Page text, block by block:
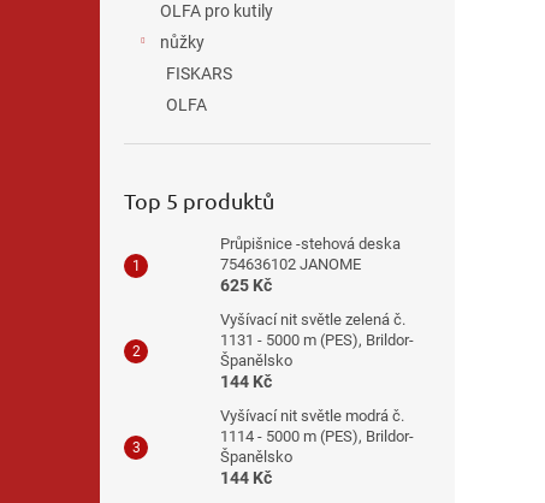
OLFA pro kutily
nůžky
FISKARS
OLFA
Top 5 produktů
Průpišnice -stehová deska
754636102 JANOME
625 Kč
Vyšívací nit světle zelená č.
1131 - 5000 m (PES), Brildor-
Španělsko
144 Kč
Vyšívací nit světle modrá č.
1114 - 5000 m (PES), Brildor-
Španělsko
144 Kč